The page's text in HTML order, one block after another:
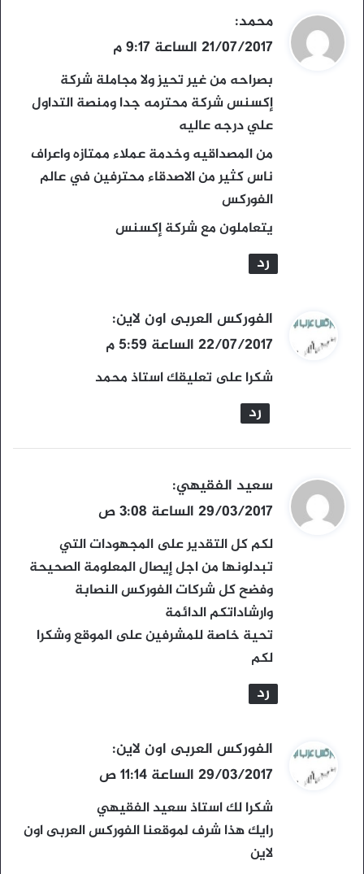
ي
ق
و
ل
محمد:
21/07/2017 الساعة 9:17 م
بصراحه من غير تحيز ولا مجاملة شركة
إكسنس شركة محترمه جدا ومنصة التداول
علي درجه عاليه
من المصداقيه وخدمة عملاء ممتازه واعراف
ناس كثير من الاصدقاء محترفين في عالم
الفوركس
يتعاملون مع شركة إكسنس
رد
ي
ق
و
ل
الفوركس العربى اون لاين:
22/07/2017 الساعة 5:59 م
شكرا على تعليقك استاذ محمد
رد
ي
ق
و
ل
سعيد الفقيهي:
29/03/2017 الساعة 3:08 ص
لكم كل التقدير على المجهودات التي
تبدلونها من اجل إيصال المعلومة الصحيحة
وفضح كل شركات الفوركس النصابة
وارشاداتكم الدائمة
تحية خاصة للمشرفين على الموقع وشكرا
لكم
رد
ي
ق
و
ل
الفوركس العربى اون لاين:
29/03/2017 الساعة 11:14 ص
شكرا لك استاذ سعيد الفقيهي
رايك هذا شرف لموقعنا الفوركس العربى اون
لاين